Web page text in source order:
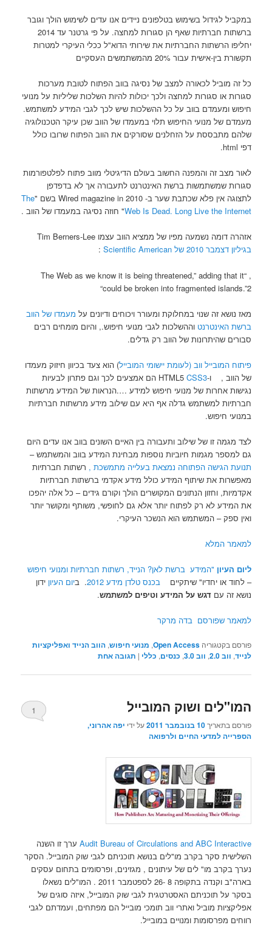
במקביל לגידול בשימוש בטלפונים ניידים אנו עדים לשימוש הולך וגובר
ברשתות חברתיות שאף הן סגורות למחצה. על פי גרטנר עד 2014
יחליפו הרשתות החברתיות את שירותי הדוא"ל ככלי העיקרי למטרות
תקשורת בין-אישית עבור 20% מהמשתמשים העסקיים
כל זה מוביל לכאורה למצב של נסיגה בווב הפתוח לטובת מערכות
סגורות או סגורות למחצה ולכך יכולות להיות השלכות שליליות על מנועי
חיפוש ומעמדם בווב על כל ההשלכות שיש לכך לגבי המידע למשתמש.
מעמדם של מנועי החיפוש תלוי במעמדו של הווב שכן עיקר הטכנולוגיה
שלהם מתבססת על הזחלנים שסורקים את הווב הפתוח שרובו כולל
דפי html.
לאור מצב זה והמפנה החשוב בעולם הדיגיטלי מווב פתוח לפלטפורמות
סגורות שמשתמשות ברשת האינטרנט לתעבורה אך לא בדפדפן
לתצוגה אין פלא שכתבת שער ב- Wired magazine in 2010 בשם "
The
Web Is Dead. Long Live the Internet" חוזה נסיגה במעמדו של הווב .
אזהרה דומה נשמעה מפיו של ממציא הווב עצמו Tim Berners-Lee
בגיליון דצמבר 2010 של Scientific American
:
, “The Web as we know it is being threatened,” adding that it
“could be broken into fragmented islands.”2
מאז נושא זה שנוי במחלוקת ומעורר ויכוחים ודיונים על מעמדו של הווב
ברשת האינטרנט וההשלכות לגבי מנועי חיפוש., והיום מומחים רבים
סבורים שהיתרונות של הווב רק גדלים.
פיתוח המובייל ווב (לעומת יישומי המובייל) הוא צעד בכיוון חיזוק מעמדו
של הווב , ו-HTML5CSS3
הם אמצעים לכך וגם פתרון לבעיות
נגישות אחרות של מנועי חיפוש למידע ….הנראות של המידע מרשתות
חברתיות למשתמש גדלה אף היא עם שילוב מידע מרשתות חברתיות
במנועי חיפוש.
לצד מגמה זו של שילוב ותעבורה בין האיים השונים בווב אנו עדים היום
גם למספר מגמות חיוביות נוספות מבחינת המידע בווב והמשתמש –
תנועת הגישה הפתוחה נמצאת בעלייה מתמשכת , רשתות חברתיות
מאפשרות את שיתוף המידע כולל מידע אקדמי ברשתות חברתיות
אקדמיות, וחזון הנתונים המקושרים הולך וקורם גידים – כל אלה יהפכו
את המידע לא רק לפתוח יותר אלא גם לחופשי, משותף ומקושר יותר
ואין ספק – המשתמש הוא הנשכר העיקרי.
למאמר המלא
ליום העיון "המידע ברשת לאן? הנייד, רשתות חברתיות ומנועי חיפוש
– לחוד או יחדיו" שיתקייםבכנס טלדן מידע 2012 . ביום העיוןידון
נושא זה עםדגש על המידע וטיפים למשתמש.
למאמר שפורסם בדה מרקר
פורסם בקטגוריה Open Access
, מנועי חיפוש,הווב הנייד ואפליקציות
לנייד, ווב 2.0 , ווב 3.0 , כנסים, כללי | תגובהאחת
המו"לים ושוק המובייל
פורסם בתאריך10 בנובמבר 2011 על ידי יפה אהרוני,
הספרייה למדעי החיים ולרפואה
1
Audit Bureau of Circulations and ABC Interactive ערך זו השנה
השלישית סקר בקרב מו"לים בנושא תוכניתם לגבי שוק המובייל. הסקר
נערך בקרב מו" לים של עיתונים , מגזינים, ופרסומים בתחום עסקים
בארה"ב וקנדה בתקופה 8 -26 לספטמבר 2011 . המו"לים נשאלו
בסקר על תוכניתם האסטרטגית לגבי שוק המובייל, איזה סוגים של
אפליקציות מוביל ואתרי ווב תומכי מובייל הם מפתחים, ועמדתם לגבי
רווחים מפרסומות ומנויים במובייל.